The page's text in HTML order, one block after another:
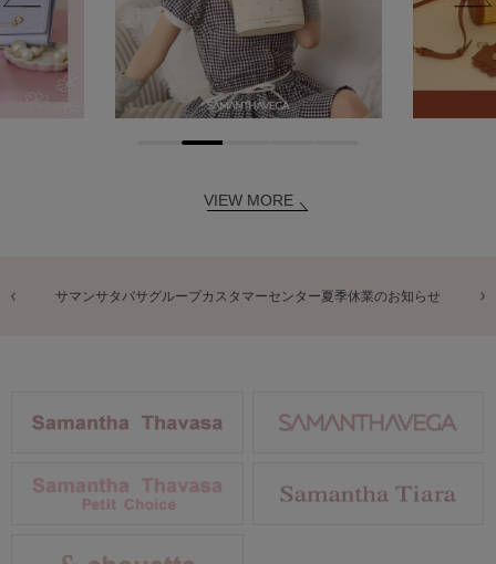
VIEW MORE
商品に関するお詫びとお知らせ